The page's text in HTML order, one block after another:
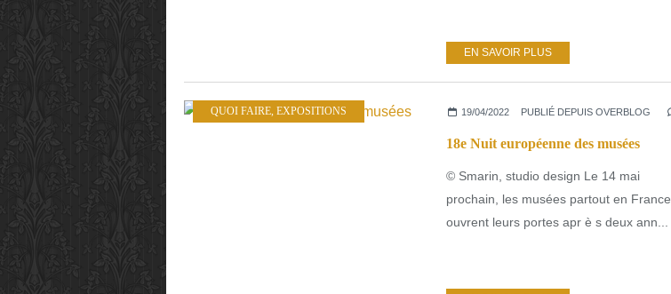
EN SAVOIR PLUS
QUOI FAIRE EXPOSITIONS 19/04/2022 PUBLIÉ DEPUIS OVERBLOG
18e Nuit européenne des musées
© Smarin, studio design Le 14 mai
prochain, les musées partout en France
ouvrent leurs portes apr è s deux ann...